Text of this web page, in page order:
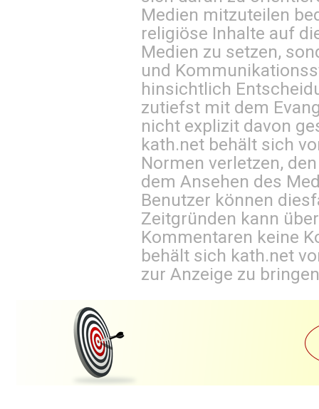
Medien mitzuteilen
religiöse Inhalte auf
Medien zu setzen,
und
hinsichtlich
zutiefst mit dem
nicht explizit davon
kath.net behält sich
Normen verletzen,
dem Ansehen des
Benutzer können
Zeitgründen kann
Kommentaren keine
behält sich kath.net
zur Anzeige zu